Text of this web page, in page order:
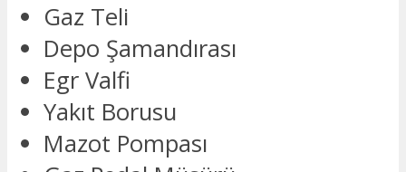
Gaz Teli
Depo Şamandırası
Egr Valfi
Yakıt Borusu
Mazot Pompası